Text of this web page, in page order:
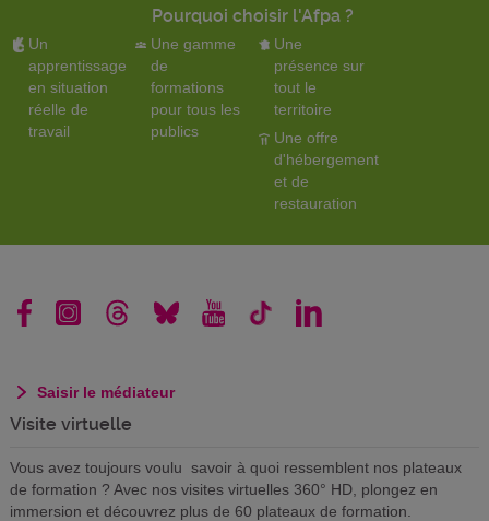
Pourquoi choisir l'Afpa ?
Un
apprentissage
en situation
réelle de
travail
Une gamme
de
formations
pour tous les
publics
Une
présence sur
tout le
territoire
Une offre
d'hébergement
et de
restauration
Saisir le médiateur
Visite virtuelle
Vous avez toujours voulu savoir à quoi ressemblent nos plateaux
de formation ? Avec nos visites virtuelles 360° HD, plongez en
immersion et découvrez plus de 60 plateaux de formation.